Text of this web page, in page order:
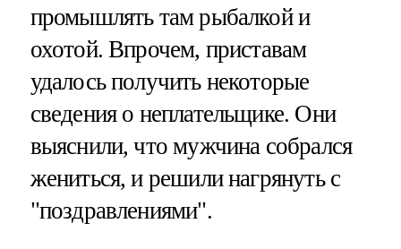
промышлять там рыбалкой и
охотой. Впрочем, приставам
удалось получить некоторые
сведения о неплательщике. Они
выяснили, что мужчина собрался
жениться, и решили нагрянуть с
"поздравлениями".